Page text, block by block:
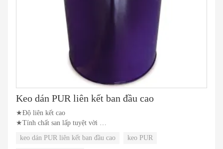
Keo dán PUR liên kết ban đầu cao
★Độ liên kết cao
★Tính chất san lấp tuyệt vời
keo dán PUR liên kết ban đầu cao keo PUR